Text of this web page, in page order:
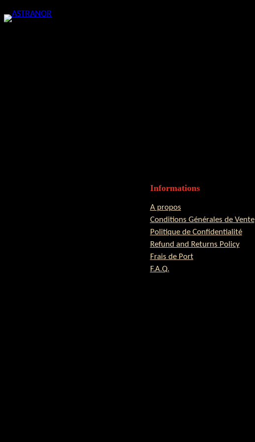
Skip
to
Informations
A propos
Conditions Générales de Vente
Politique de Confidentialité
Refund and Returns Policy
Frais de Port
F.A.Q.